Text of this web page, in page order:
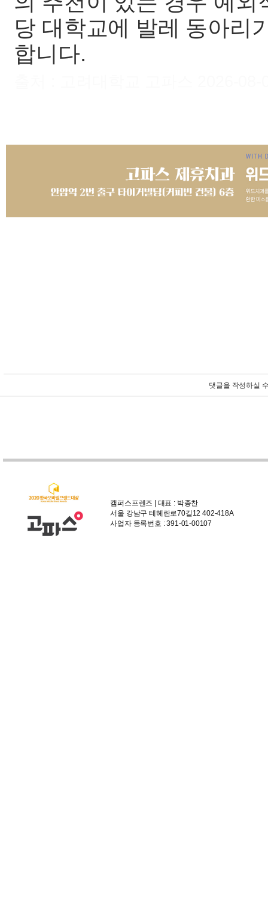
당 대학교에 발레 동아리
합니다.
댓글을 작성하실
캠퍼스프렌즈 | 대표 : 박종찬
서울 강남구 테헤란로70길12 402-418A
사업자 등록번호 : 391-01-00107